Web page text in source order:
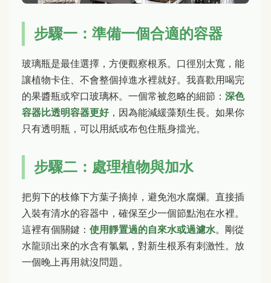
步驟一：準備一個合適的容器
玻璃瓶是最佳選擇，方便觀察根系。口徑別太寬，能
讓植物卡住、不會整個掉進水裡就好。我喜歡用喝完
的果醬瓶或窄口玻璃杯。一個常被忽略的細節： 深色
容器比透明容器更好，因為能減緩藻類生長。如果你
只有透明瓶，可以用紙或布包住瓶身擋光。
步驟二：處理植物與加水
把剪下的枝條下方葉子摘掉，避免泡水腐爛。直接插
入裝有清水的容器中，確保至少一個節點泡在水裡。
這裡有個關鍵： 使用靜置過的自來水或過濾水。剛從
水龍頭出來的水含有氯氣，對新生根系有刺激性。放
一個晚上再用就沒問題。